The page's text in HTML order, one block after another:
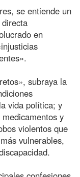
se entiende un
en
subraya la
vida política; y
y
violentos que
vulnerables,